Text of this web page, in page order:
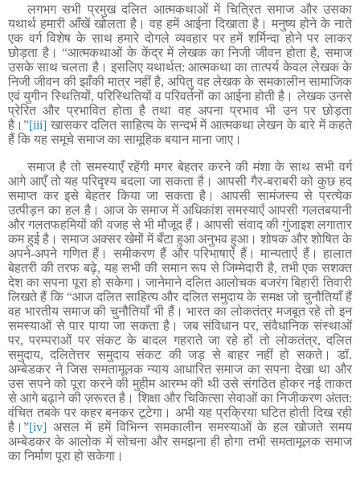
लगभग सभी प्रमुख दलित आत्मकथाओं में चित्रित समाज और उसका
यथार्थ हमारी आँखें खोलता है। वह हमें आईना दिखाता है। मनुष्य होने के नाते
एक वर्ग विशेष के साथ हमारे दोगले व्यवहार पर हमें शर्मिन्दा होने पर लाकर
छोड़ता है। “आत्मकथाओं के केंद्र में लेखक का निजी जीवन होता है, समाज
उसके साथ चलता है। इसलिए यथार्थत: आत्मकथा का तात्पर्य केवल लेखक के
निजी जीवन की झाँकी मात्र नहीं है, अपितु वह लेखक के समकालीन सामाजिक
एवं युगीन स्थितियों, परिस्थितियों व परिवर्तनों का आईना होती है। लेखक उनसे
प्रेरित और प्रभावित होता है तथा वह अपना प्रभाव भी उन पर छोड़ता
है।”[iii] खासकर दलित साहित्य के सन्दर्भ में आत्मकथा लेखन के बारे में कहते
हैं कि यह समूचे समाज का सामूहिक बयान माना जाए।
समाज है तो समस्याएँ रहेंगी मगर बेहतर करने की मंशा के साथ सभी वर्ग
आगे आएँ तो यह परिदृश्य बदला जा सकता है । आपसी गैर-बराबरी को कुछ हद
समाप्त कर इसे बेहतर किया जा सकता है। आपसी सामंजस्य से प्रत्येक
उत्पीड़न का हल है। आज के समाज में अधिकांश समस्याएँ आपसी गलतबयानी
और गलतफहमियों की वजह से भी मौजूद हैं। आपसी संवाद की गुंजाइश लगातार
कम हुई है। समाज अक्सर खेमों में बँटा हुआ अनुभव हुआ। शोषक और शोषित के
अपने-अपने गणित हैं। समीकरण हैं और परिभाषाएँ हैं। मान्यताएँ हैं। हालात
बेहतरी की तरफ बढ़े, यह सभी की समान रूप से जिम्मेदारी है, तभी एक सशक्त
देश का सपना पूरा हो सकेगा। जानेमाने दलित आलोचक बजरंग बिहारी तिवारी
लिखते हैं कि“आज दलित साहित्य और दलित समुदाय के समक्ष जो चुनौतियाँ हैं
वह भारतीय समाज की चुनौतियाँ भी हैं। भारत का लोकतंत्र मजबूत रहे तो इन
समस्याओं से पार पाया जा सकता है। जब संविधान पर, संवैधानिक संस्थाओं
पर, परम्पराओं पर संकट के बादल गहराते जा रहे हों तो लोकतंत्र, दलित
समुदाय, दलितेत्तर समुदाय संकट की जड़ से बाहर नहीं हो सकते। डॉ.
अम्बेडकर ने जिस समतामूलक न्याय आधारित समाज का सपना देखा था और
उस सपने को पूरा करने की मुहीम आरम्भ की थी उसे संगठित होकर नई ताकत
से आगे बढ़ाने की ज़रूरत है। शिक्षा और चिकित्सा सेवाओं का निजीकरण अंतत:
वंचित तबके पर कहर बनकर टूटेगा। अभी यह प्रक्रिया घटित होती दिख रही
है। ”[iv] असल में हमें विभिन्न समकालीन समस्याओं के हल खोजते समय
अम्बेडकर के आलोक में सोचना और समझना ही होगा तभी समतामूलक समाज
का निर्माण पूरा हो सकेगा।